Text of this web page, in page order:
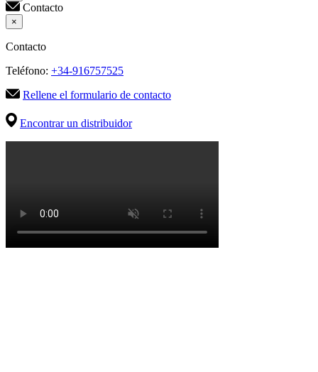
Contacto
×
Contacto
Teléfono: +34-916757525
Rellene el formulario de contacto
Encontrar un distribuidor